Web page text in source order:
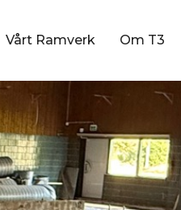
Vårt Ramverk Om T3